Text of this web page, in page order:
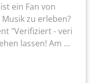
ein Fan von
zu erleben?
"Verifiziert - veri
lassen! Am ...